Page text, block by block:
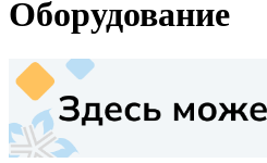
Оборудование